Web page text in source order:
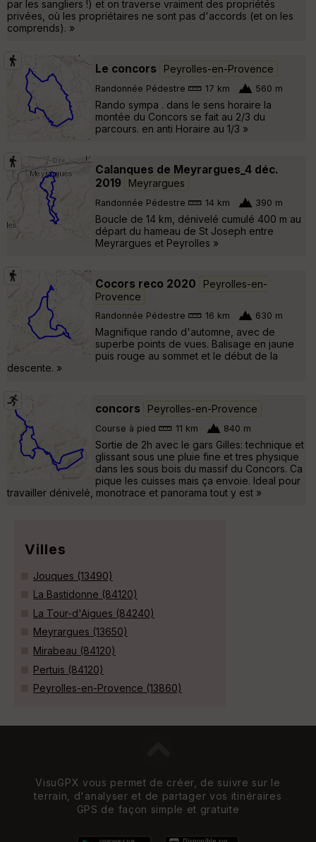
par les sangliers !) et on traverse vraiment des propriétés
privées, où les propriétaires ne sont pas d'accords (et on les
comprends). »
Le concors Peyrolles-en-Provence
Randonnée Pédestre 17 km 560 m
Rando sympa . dans le sens horaire la
montée du Concors se fait au 2/3 du
parcours. en anti Horaire au 1/3 »
Calanques de Meyrargues_4 déc.
2019
Meyrargues
Randonnée Pédestre 14 km 390 m
Boucle de 14 km, dénivelé cumulé 400 m au
départ du hameau de St Joseph entre
Meyrargues et Peyrolles »
Cocors reco 2020
Peyrolles-en-
Provence
Randonnée Pédestre 16 km 630 m
Magnifique rando d'automne, avec de
superbe points de vues. Balisage en jaune
puis rouge au sommet et le début de la
descente. »
concors Peyrolles-en-Provence
Course à pied 11 km 840 m
Sortie de 2h avec le gars Gilles: technique et
glissant sous une pluie fine et tres physique
dans les sous bois du massif du Concors. Ca
pique les cuisses mais ça envoie. Ideal pour
travailler dénivelé, monotrace et panorama tout y est »
Villes
Jouques (13490)
La Bastidonne (84120)
La Tour-d'Aigues (84240)
Meyrargues (13650)
Mirabeau (84120)
Pertuis (84120)
Peyrolles-en-Provence (13860)
VisuGPX vous permet de créer, de suivre sur le
terrain, d'analyser et de partager vos itinéraires
GPS de façon simple et gratuite